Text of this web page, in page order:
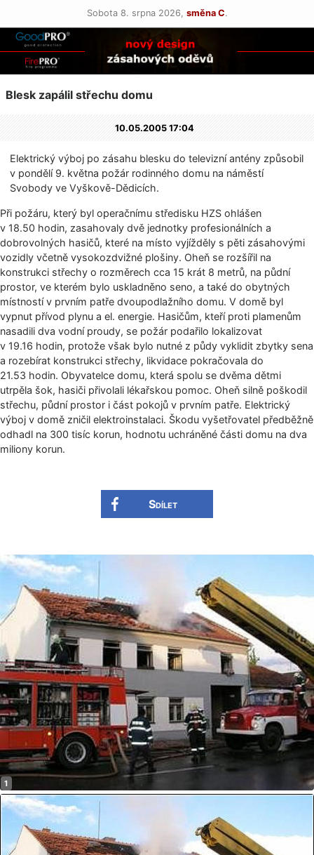
Sobota 8. srpna 2026, směna C.
Blesk zapálil střechu domu
10.05.2005 17:04
Elektrický výboj po zásahu blesku do televizní antény způsobil
v pondělí 9. května požár rodinného domu na náměstí
Svobody ve Vyškově-Dědicích.
Při požáru, který byl operačnímu středisku HZS ohlášen
v 18.50 hodin, zasahovaly dvě jednotky profesionálních a
dobrovolných hasičů, které na místo vyjížděly s pěti zásahovými
vozidly včetně vysokozdvižné plošiny. Oheň se rozšířil na
konstrukci střechy o rozměrech cca 15 krát 8 metrů, na půdní
prostor, ve kterém bylo uskladněno seno, a také do obytných
místností v prvním patře dvoupodlažního domu. V domě byl
vypnut přívod plynu a el. energie. Hasičům, kteří proti plamenům
nasadili dva vodní proudy, se požár podařilo lokalizovat
v 19.16 hodin, protože však bylo nutné z půdy vyklidit zbytky sena
a rozebírat konstrukci střechy, likvidace pokračovala do
21.53 hodin. Obyvatelce domu, která spolu se dvěma dětmi
utrpěla šok, hasiči přivolali lékařskou pomoc. Oheň silně poškodil
střechu, půdní prostor i část pokojů v prvním patře. Elektrický
výboj v domě zničil elektroinstalaci. Škodu vyšetřovatel předběžně
odhadl na 300 tisíc korun, hodnotu uchráněné části domu na dva
miliony korun.
Sdílet